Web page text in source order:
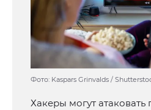
Фото: Kaspars Grinvalds /
Хакеры могут